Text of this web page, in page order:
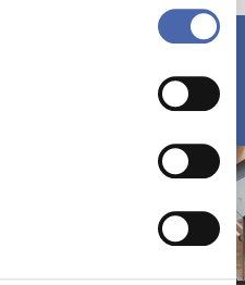
selv - og kan altid trække